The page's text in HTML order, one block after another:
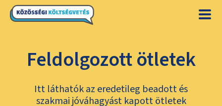
Feldolgozott ötletek
Itt láthatók az eredetileg beadott és
szakmai jóváhagyást kapott ötletek